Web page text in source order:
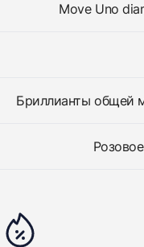
Move Uno
Бриллианты общей